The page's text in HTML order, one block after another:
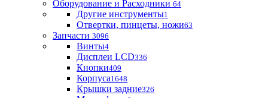
Оборудование и Расходники 64
Другие инструменты1
Отвертки, пинцеты, ножи63
Запчасти 3096
Винты4
Дисплеи LCD336
Кнопки409
Корпуса1648
Крышки задние326